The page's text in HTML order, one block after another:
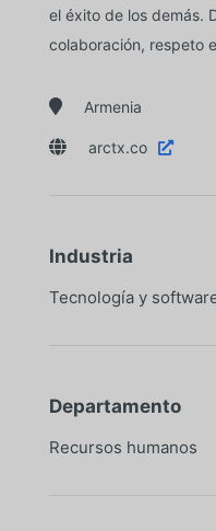
el éxito de los demás.
colaboración, respeto
 Armenia
 arctx.co 
Industria
Tecnología y
Departamento
Recursos humanos